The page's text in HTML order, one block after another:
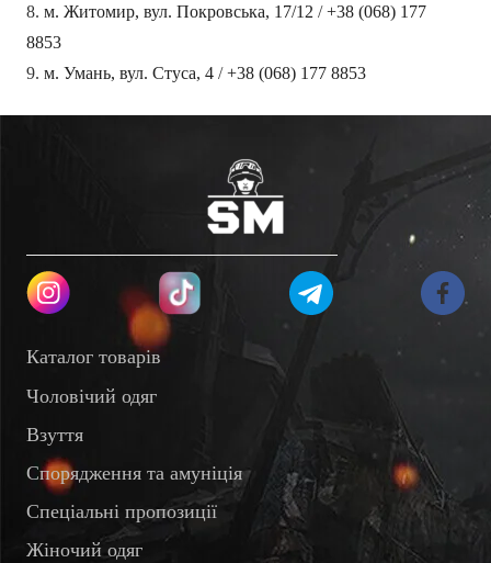
8. м. Житомир, вул. Покровська, 17/12 /+38 (068) 177
8853
9. м. Умань, вул. Стуса, 4 /+38 (068) 177 8853
Каталог товарів
Чоловічий одяг
Взуття
Спорядження та амуніція
Спеціальні пропозиції
Жіночий одяг